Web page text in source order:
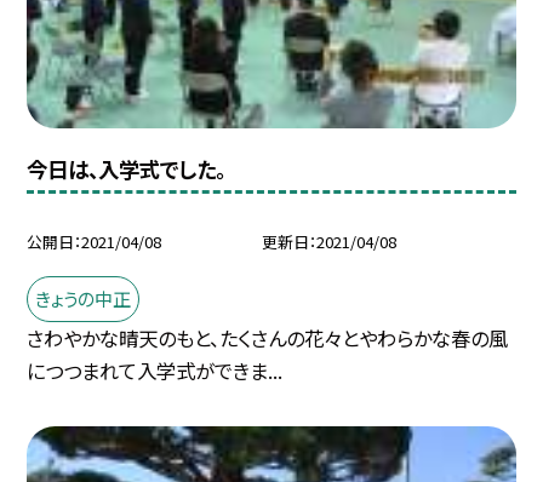
今日は、入学式でした。
公開日 2021/04/08 更新日 2021/04/08
きょうの中正
さわやかな晴天のもと、たくさんの花々とやわらかな春の風
につつまれて入学式ができま...